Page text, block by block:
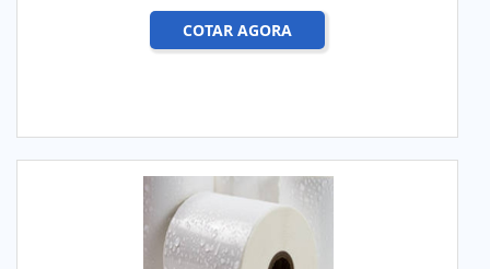
COTAR AGORA